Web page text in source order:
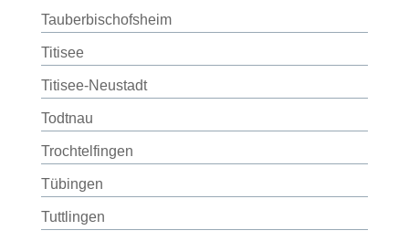
Tauberbischofsheim
Titisee
Titisee-Neustadt
Todtnau
Trochtelfingen
Tübingen
Tuttlingen